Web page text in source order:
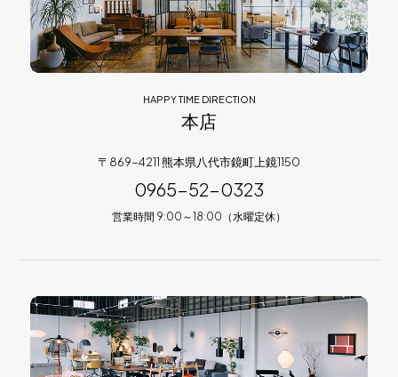
HAPPY TIME DIRECTION
本店
〒869-4211 熊本県八代市鏡町上鏡1150
0965-52-0323
営業時間 9:00～18:00（水曜定休）